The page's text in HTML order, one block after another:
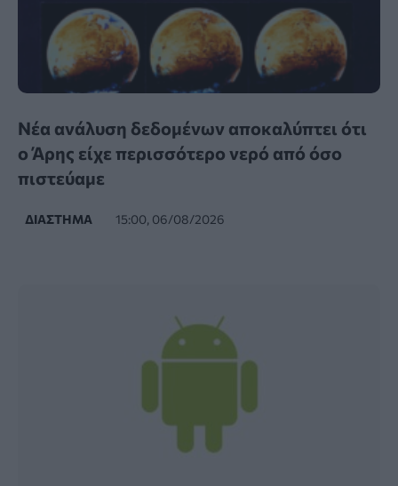
Νέα ανάλυση δεδομένων αποκαλύπτει ότι
ο Άρης είχε περισσότερο νερό από όσο
πιστεύαμε
ΔΙΆΣΤΗΜΑ 15:00, 06/08/2026